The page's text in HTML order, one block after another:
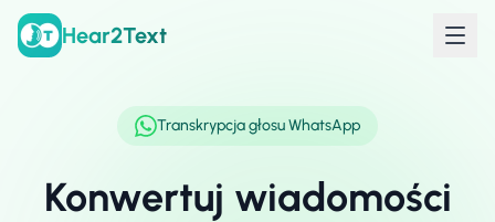
Hear2Text
Transkrypcja głosu WhatsApp
Konwertuj wiadomości